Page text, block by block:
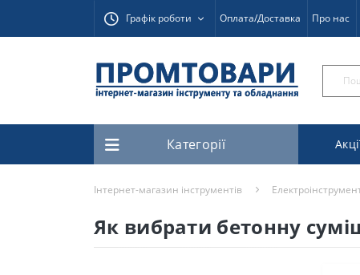
Графік роботи Оплата/Доставка Про нас
Категорії
Інтернет-магазин інструментів
Як вибрати бетонну